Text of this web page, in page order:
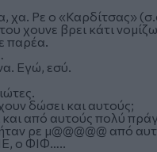
χα. Ρε ο «Καρδίτσας»
χουνε βρει κάτι
παρέα.
Εγώ, εσύ.
δώσει και αυτούς;
από αυτούς πολύ
ρε μ@@@@@ από
ο ΦΙΦ…..